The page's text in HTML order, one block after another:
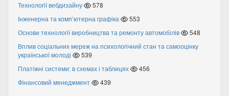
Технології вебдизайну
578
Інженерна та комп’ютерна графіка
553
Основи технології виробництва та ремонту автомобілів
548
Вплив соціальних мереж на психологічний стан та самооцінку
української молоді
539
Платіжні системи: в схемах і таблицях
456
Фінансовий менеджмент
439